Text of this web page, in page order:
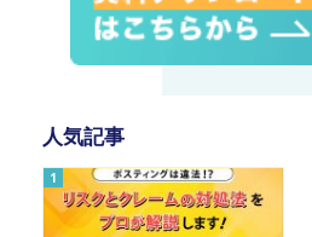
人気記事